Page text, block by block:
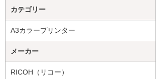
カテゴリー
A3カラープリンター
メーカー
RICOH（リコー）